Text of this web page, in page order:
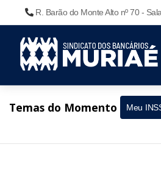
R. Barão do Monte Alto nº 70 -
Temas do Momento Meu